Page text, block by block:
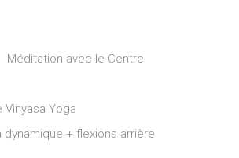
avec le Centre
Vinyasa Yoga
dynamique + flexions arrière